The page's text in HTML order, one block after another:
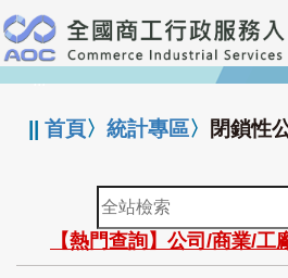
跳
到
主
要
:::
||首頁〉統計專區〉 閉鎖性
全
站
檢
索
【熱門查詢】公司/商業/工